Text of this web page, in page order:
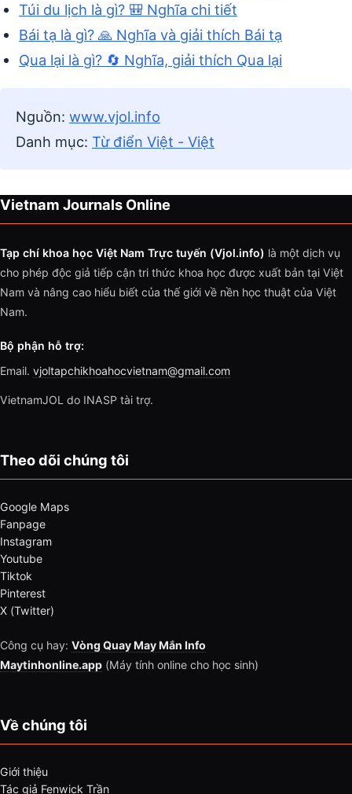
Túi du lịch là gì? 🎒 Nghĩa chi tiết
Bái tạ là gì? 🙏 Nghĩa và giải thích Bái tạ
Qua lại là gì? 🔄 Nghĩa, giải thích Qua lại
Nguồn: www.vjol.info
Danh mục: Từ điển Việt - Việt
Vietnam Journals Online
Tạp chí khoa học Việt Nam Trực tuyến (Vjol.info) là một dịch vụ
cho phép độc giả tiếp cận tri thức khoa học được xuất bản tại Việt
Nam và nâng cao hiểu biết của thế giới về nền học thuật của Việt
Nam.
Bộ phận hỗ trợ:
Email. vjoltapchikhoahocvietnam@gmail.com
VietnamJOL do INASP tài trợ.
Theo dõi chúng tôi
Google Maps
Fanpage
Instagram
Youtube
Tiktok
Pinterest
X (Twitter)
Công cụ hay: Vòng Quay May Mắn Info
Maytinhonline.app (Máy tính online cho học sinh)
Về chúng tôi
Giới thiệu
Tác giả Fenwick Trần